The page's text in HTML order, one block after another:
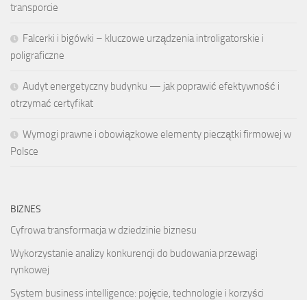
transporcie
Falcerki i bigówki – kluczowe urządzenia introligatorskie i
poligraficzne
Audyt energetyczny budynku — jak poprawić efektywność i
otrzymać certyfikat
Wymogi prawne i obowiązkowe elementy pieczątki firmowej w
Polsce
BIZNES
Cyfrowa transformacja w dziedzinie biznesu
Wykorzystanie analizy konkurencji do budowania przewagi
rynkowej
System business intelligence: pojęcie, technologie i korzyści